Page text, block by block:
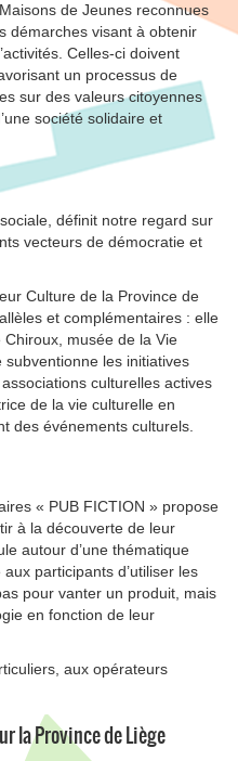
de Jeunes reconnues
démarches visant à obtenir
Celles-ci doivent
un processus de
sur des valeurs citoyennes
société solidaire et
définit notre regard sur
vecteurs de démocratie et
Culture de la Province de
et complémentaires : elle
musée de la Vie
les initiatives
culturelles actives
de la vie culturelle en
des événements culturels.
« PUB FICTION » propose
à la découverte de leur
autour d’une thématique
participants d’utiliser les
pour vanter un produit, mais
en fonction de leur
aux opérateurs
la Province de Liège